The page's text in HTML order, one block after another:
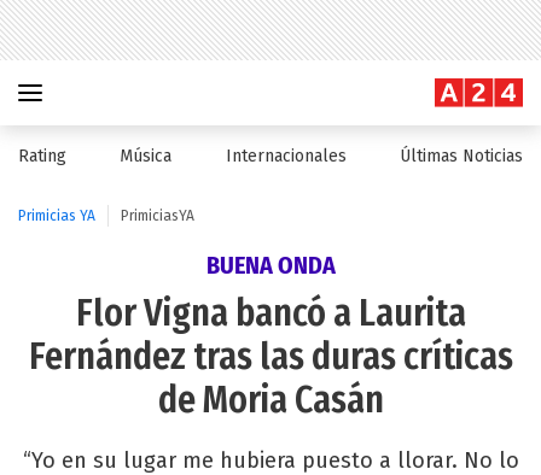
Rating Música Internacionales Últimas Noticias
Primicias YA PrimiciasYA
BUENA ONDA
Flor Vigna bancó a Laurita
Fernández tras las duras críticas
de Moria Casán
“Yo en su lugar me hubiera puesto a llorar. No lo